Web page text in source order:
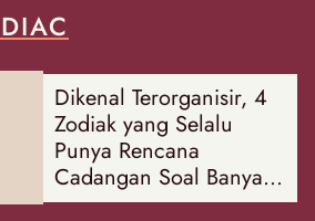
Dikenal Terorganisir, 4
Zodiak yang Selalu
Punya Rencana
Cadangan Soal Banyak
Hal